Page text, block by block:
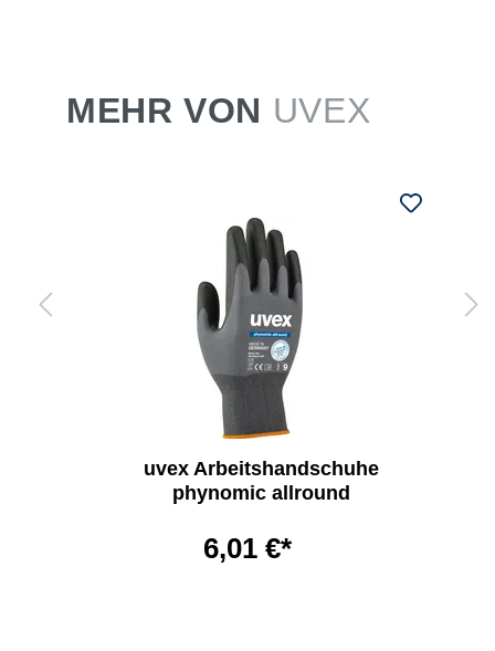
MEHR VON UVEX
uvex Arbeitshandschuhe
phynomic allround
6,01 €*